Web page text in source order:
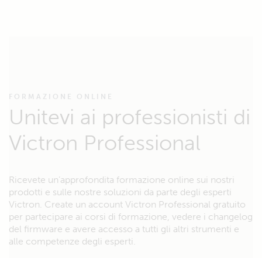
FORMAZIONE ONLINE
Unitevi ai professionisti di
Victron Professional
Ricevete un’approfondita formazione online sui nostri
prodotti e sulle nostre soluzioni da parte degli esperti
Victron. Create un account Victron Professional gratuito
per partecipare ai corsi di formazione, vedere i changelog
del firmware e avere accesso a tutti gli altri strumenti e
alle competenze degli esperti.